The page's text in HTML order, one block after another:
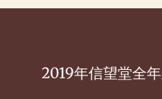
2019年信望堂全